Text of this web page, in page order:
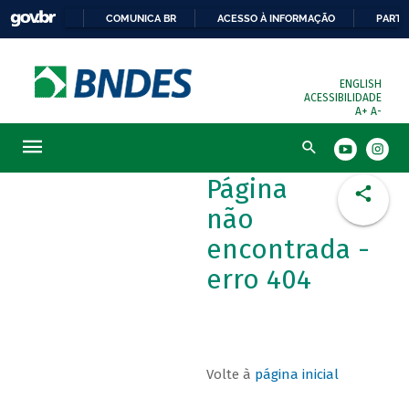
COMUNICA BR ACESSO À INFORMAÇÃO
ENGLISH
ACESSIBILIDADE
A+ A-
Busca
Página
não
encontrada -
erro 404
Volte à página inicial